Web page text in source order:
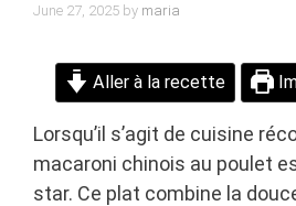
June 27, 2025 by maria
Aller à la recette
Lorsqu’il s’agit de cuisine
macaroni chinois au poulet
star. Ce plat combine la